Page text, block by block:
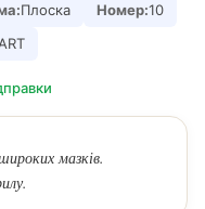
Плоска Номер:10
мазків.